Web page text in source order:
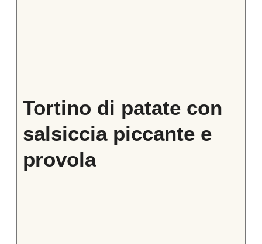
Tortino di patate con
salsiccia piccante e
provola